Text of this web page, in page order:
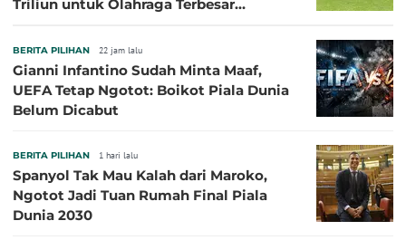
Triliun untuk Olahraga Terbesar
BERITA PILIHAN 22 jam lalu
Gianni Infantino Sudah Minta Maaf,
UEFA Tetap Ngotot: Boikot Piala Dunia
Belum Dicabut
BERITA PILIHAN 1 hari lalu
Spanyol Tak Mau Kalah dari Maroko,
Ngotot Jadi Tuan Rumah Final Piala
Dunia 2030